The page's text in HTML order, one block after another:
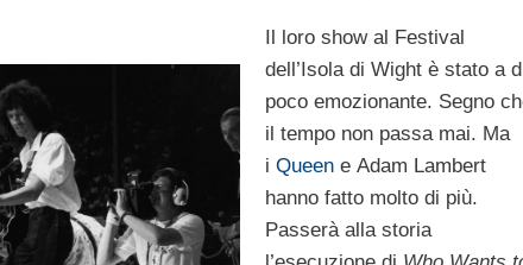
Il loro show al Festival
dell’Isola di Wight è stato a
poco emozionante. Segno
il tempo non passa mai. Ma
iQueen e Adam Lambert
hanno fatto molto di più.
Passerà alla storia